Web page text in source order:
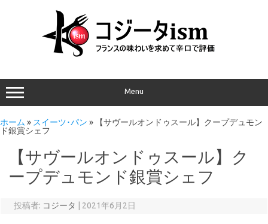
Menu
ホーム » スイーツ･パン »
【サヴールオンドゥスール】クープデュモン
ド銀賞シェフ
【サヴールオンドゥスール】ク
ープデュモンド銀賞シェフ
投稿者: コジータ 2021年6月2日